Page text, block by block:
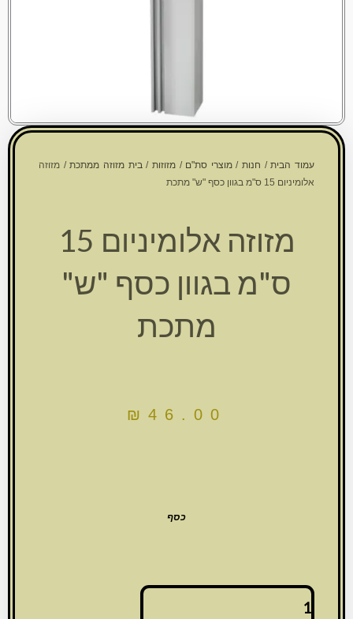
עמוד הבית/חנות/ מוצרי סת"ם/מזוזות/בית מזוזה ממתכת/ מזוזה
אלומיניום 15 ס"מ בגוון כסף "ש" מתכת
מזוזה אלומיניום 15
ס"מ בגוון כסף "ש"
מתכת
₪ 46.00